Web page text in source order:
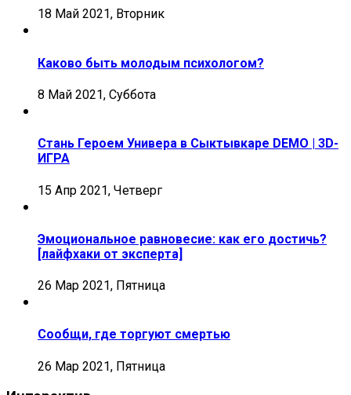
18 Май 2021, Вторник
Каково быть молодым психологом?
8 Май 2021, Суббота
Стань Героем Универа в Сыктывкаре DEMO | 3D-
ИГРА
15 Апр 2021, Четверг
Эмоциональное равновесие: как его достичь?
[лайфхаки от эксперта]
26 Мар 2021, Пятница
Сообщи, где торгуют смертью
26 Мар 2021, Пятница